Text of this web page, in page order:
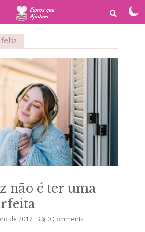
feliz
não é ter uma
de 2017 0 Comments